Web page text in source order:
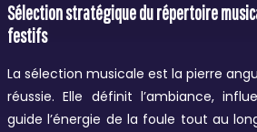
Sélection stratégique du répertoire
festifs
La sélection musicale est la pierre
réussie. Elle définit l’ambiance,
guide l’énergie de la foule tout au